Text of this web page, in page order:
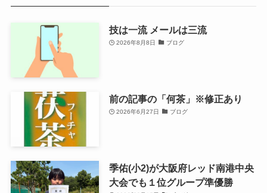
技は一流 メールは三流
2026年8月8日 ブログ
前の記事の「何茶」※修正あり
2026年6月27日 ブログ
季佑(小2)が大阪府レッド南港中央
大会でも１位グループ準優勝